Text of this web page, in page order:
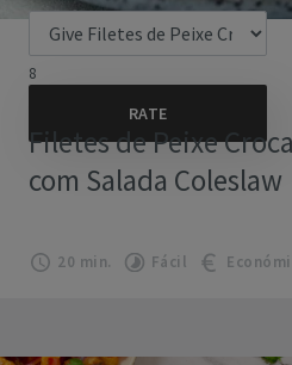
8
Filetes de Peixe
com Salada Coleslaw
20 min. Fácil